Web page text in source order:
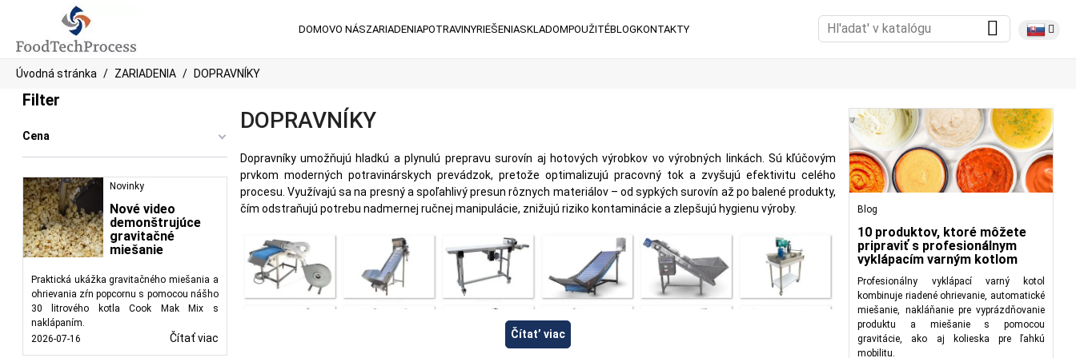
DOMOVO NÁSZARIADENIAPOTRAVINYRIEŠENIASKLADOMPOUŽITÉBLOGKONTAKTY
Úvodná stránka ZARIADENIA DOPRAVNÍKY
Filter
Cena
Novinky
Nové video
demonštrujúce
gravitačné
miešanie
Praktická ukážka gravitačného miešania a
ohrievania zŕn popcornu s pomocou nášho
30 litrového kotla Cook Mak Mix s
naklápaním.
2026-07-16
Čítať viac
DOPRAVNÍKY
Dopravníky umožňujú hladkú a plynulú prepravu surovín aj hotových výrobkov vo výrobných linkách. Sú kľúčovým
prvkom moderných potravinárskych prevádzok, pretože optimalizujú pracovný tok a zvyšujú efektivitu celého
procesu. Využívajú sa na presný a spoľahlivý presun rôznych materiálov – od sypkých surovín až po balené produkty,
čím odstraňujú potrebu nadmernej ručnej manipulácie, znižujú riziko kontaminácie a zlepšujú hygienu výroby.
Čítat’ viac
Blog
10 produktov, ktoré môžete
pripraviť s profesionálnym
vyklápacím varným kotlom
Profesionálny vyklápací varný kotol
kombinuje riadené ohrievanie, automatické
miešanie, nakláňanie pre vyprázdňovanie
produktu a miešanie s pomocou
gravitácie, ako aj kolieska pre ľahkú
mobilitu.